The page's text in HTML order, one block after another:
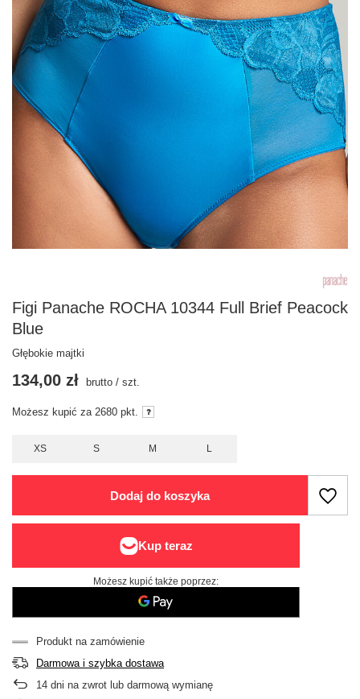
Figi Panache ROCHA 10344 Full Brief Peacock
Blue
Głębokie majtki
XS S M L
134,00 zł brutto / szt.
Możesz kupić za 2680 pkt.
Dodaj do koszyka
Możesz kupić także poprzez:
Produkt na zamówienie
Darmowa i szybka dostawa
14 dni na zwrot lub darmową wymianę